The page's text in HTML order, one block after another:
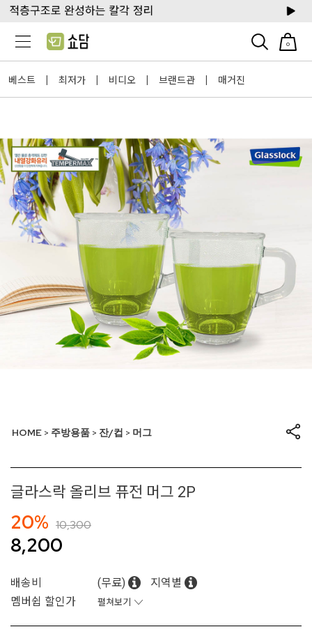
0
베스트 | 최저가 | 비디오 | 브랜드관 | 매거진
HOME > 주방용품 > 잔/컵 > 머그
글라스락 올리브 퓨전 머그 2P
20% 10,300
8,200
배송비 (무료)
지역별
멤버쉽 할인가
펼쳐보기